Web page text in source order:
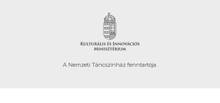
A Nemzeti Táncszínház fenntartója.